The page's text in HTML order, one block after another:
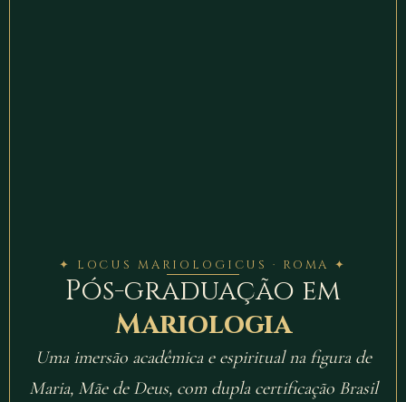
✦ LOCUS MARIOLOGICUS · ROMA ✦
Pós-graduação em
Mariologia
Uma imersão acadêmica e espiritual na figura de
Maria, Mãe de Deus, com dupla certificação Brasil